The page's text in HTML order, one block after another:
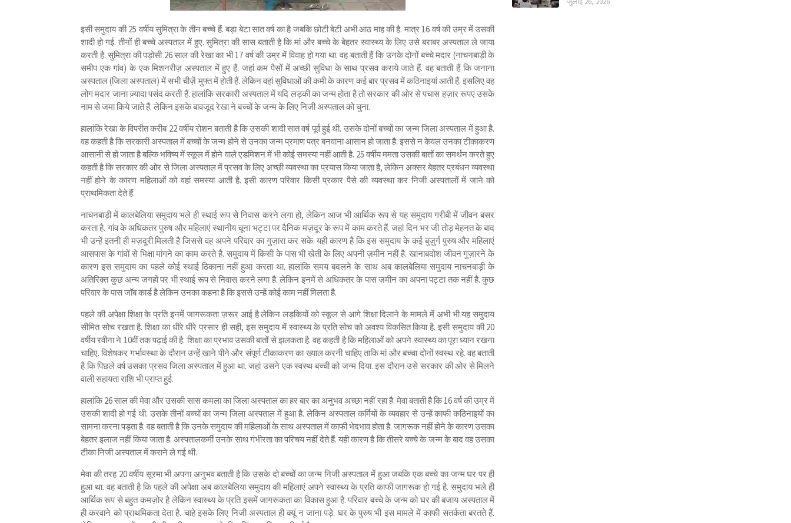
इसी समुदाय की 25 वर्षीय सुमित्रा के तीन बच्चे हैं. बड़ा बेटा सात वर्ष का है जबकि छोटी बेटी अभी आठ माह की है. मात्र 16 वर्ष की उम्र में उसकी
शादी हो गई. तीनों ही बच्चे अस्पताल में हुए. सुमित्रा की सास बताती है कि मां और बच्चे के बेहतर स्वास्थ्य के लिए उसे बराबर अस्पताल ले जाया
करती है. सुमित्रा की पड़ोसी 26 साल की रेखा का भी 17 वर्ष की उम्र में विवाह हो गया था. वह बताती हैं कि उनके दोनों बच्चे मदार (नाचनबाड़ी के
समीप एक गांव) के एक मिशनरीज़ अस्पताल में हुए हैं. जहां कम पैसों में अच्छी सुविधा के साथ प्रसव कराये जाते हैं. वह बताती हैं कि जनाना
अस्पताल (जिला अस्पताल) में सभी चीज़ें मुफ्त में होती हैं. लेकिन वहां सुविधाओं की कमी के कारण कई बार प्रसव में कठिनाइयां आती हैं. इसलिए वह
लोग मदार जाना ज़्यादा पसंद करती हैं. हालांकि सरकारी अस्पताल में यदि लड़की का जन्म होता है तो सरकार की ओर से पचास हज़ार रूपए उसके
नाम से जमा किये जाते हैं. लेकिन इसके बावजूद रेखा ने बच्चों के जन्म के लिए निजी अस्पताल को चुना.
हालांकि रेखा के विपरीत करीब 22 वर्षीय रोशन बताती है कि उसकी शादी सात वर्ष पूर्व हुई थी. उसके दोनों बच्चों का जन्म जिला अस्पताल में हुआ है.
वह कहती है कि सरकारी अस्पताल में बच्चों के जन्म होने से उनका जन्म प्रमाण पत्र बनवाना आसान हो जाता है. इससे न केवल उनका टीकाकरण
आसानी से हो जाता है बल्कि भविष्य में स्कूल में होने वाले एडमिशन में भी कोई समस्या नहीं आती है. 25 वर्षीय ममता उसकी बातों का समर्थन करते हुए
कहती है कि सरकार की ओर से जिला अस्पताल में प्रसव के लिए अच्छी व्यवस्था का प्रयास किया जाता है, लेकिन अक्सर बेहतर प्रबंधन व्यवस्था
नहीं होने के कारण महिलाओं को वहां समस्या आती है. इसी कारण परिवार किसी प्रकार पैसे की व्यवस्था कर निजी अस्पतालों में जाने को
प्राथमिकता देते हैं.
नाचनबाड़ी में कालबेलिया समुदाय भले ही स्थाई रूप से निवास करने लगा हो, लेकिन आज भी आर्थिक रूप से यह समुदाय गरीबी में जीवन बसर
करता है. गांव के अधिकतर पुरुष और महिलाएं स्थानीय चूना भट्टा पर दैनिक मज़दूर के रूप में काम करते हैं. जहां दिन भर जी तोड़ मेहनत के बाद
भी उन्हें इतनी ही मज़दूरी मिलती है जिससे वह अपने परिवार का गुज़ारा कर सके. यही कारण है कि इस समुदाय के कई बुज़ुर्ग पुरुष और महिलाएं
आसपास के गांवों से भिक्षा मांगने का काम करते है. समुदाय में किसी के पास भी खेती के लिए अपनी ज़मीन नहीं है. खानाबदोश जीवन गुज़ारने के
कारण इस समुदाय का पहले कोई स्थाई ठिकाना नहीं हुआ करता था. हालांकि समय बदलने के साथ अब कालबेलिया समुदाय नाचनबाड़ी के
अतिरिक्त कुछ अन्य जगहों पर भी स्थाई रूप से निवास करने लगा है. लेकिन इनमें से अधिकतर के पास ज़मीन का अपना पट्टा तक नहीं है. कुछ
परिवार के पास जॉब कार्ड है लेकिन उनका कहना है कि इससे उन्हें कोई काम नहीं मिलता है.
पहले की अपेक्षा शिक्षा के प्रति इनमें जागरूकता ज़रूर आई है लेकिन लड़कियों को स्कूल से आगे शिक्षा दिलाने के मामले में अभी भी यह समुदाय
सीमित सोच रखता है. शिक्षा का धीरे धीरे प्रसार ही सही, इस समुदाय में स्वास्थ्य के प्रति सोच को अवश्य विकसित किया है. इसी समुदाय की 20
वर्षीय रवीना ने 10वीं तक पढ़ाई की है. शिक्षा का प्रभाव उसकी बातों से झलकता है. वह कहती है कि महिलाओं को अपने स्वास्थ्य का पूरा ध्यान रखना
चाहिए. विशेषकर गर्भावस्था के दौरान उन्हें खाने पीने और संपूर्ण टीकाकरण का ख्याल करनी चाहिए ताकि मां और बच्चा दोनों स्वस्थ रहे. वह बताती
है कि पिछले वर्ष उसका प्रसव जिला अस्पताल में हुआ था. जहां उसने एक स्वस्थ बच्ची को जन्म दिया. इस दौरान उसे सरकार की ओर से मिलने
वाली सहायता राशि भी प्राप्त हुई.
हालांकि 26 साल की मेवा और उसकी सास कमला का जिला अस्पताल का हर बार का अनुभव अच्छा नहीं रहा है. मेवा बताती है कि 16 वर्ष की उम्र में
उसकी शादी हो गई थी. उसके तीनों बच्चों का जन्म जिला अस्पताल में हुआ है. लेकिन अस्पताल कर्मियों के व्यवहार से उन्हें काफी कठिनाइयों का
सामना करना पड़ता है. वह बताती है कि उनके समुदाय की महिलाओं के साथ अस्पताल में काफी भेदभाव होता है. जागरूक नहीं होने के कारण उसका
बेहतर इलाज नहीं किया जाता है. अस्पतालकर्मी उनके साथ गंभीरता का परिचय नहीं देते हैं. यही कारण है कि तीसरे बच्चे के जन्म के बाद वह उसका
टीका निजी अस्पताल में कराने ले गई थी.
मेवा की तरह 20 वर्षीय सूरमा भी अपना अनुभव बताती है कि उसके दो बच्चों का जन्म निजी अस्पताल में हुआ जबकि एक बच्चे का जन्म घर पर ही
हुआ था. वह बताती है कि पहले की अपेक्षा अब कालबेलिया समुदाय की महिलाएं अपने स्वास्थ्य के प्रति काफी जागरूक हो गई है. समुदाय भले ही
आर्थिक रूप से बहुत कमज़ोर है लेकिन स्वास्थ्य के प्रति इसमें जागरूकता का विकास हुआ है. परिवार बच्चे के जन्म को घर की बजाय अस्पताल में
ही करवाने को प्राथमिकता देता है. चाहे इसके लिए निजी अस्पताल ही क्यूं न जाना पड़े. घर के पुरुष भी इस मामले में काफी सतर्कता बरतते हैं.